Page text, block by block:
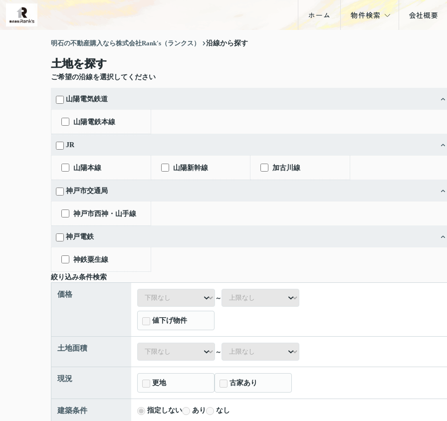
ホーム 物件検索 会社概要
明石の不動産購入なら株式会社Rank's（ランクス） 沿線から探す
土地を探す
ご希望の沿線を選択してください
山陽電気鉄道
山陽電鉄本線
JR
山陽本線 山陽新幹線 加古川線
神戸市交通局
神戸市西神・山手線
神戸電鉄
神鉄粟生線
絞り込み条件検索
価格 ～
値下げ物件
土地面積 ～
現況
更地 古家あり
建築条件 指定しない あり なし